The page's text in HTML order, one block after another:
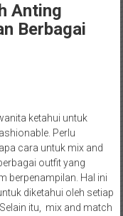
Anting
Berbagai
ketahui untuk
Perlu
cara untuk mix and
outfit yang
berpenampilan. Hal ini
diketahui oleh setiap
itu, mix and match